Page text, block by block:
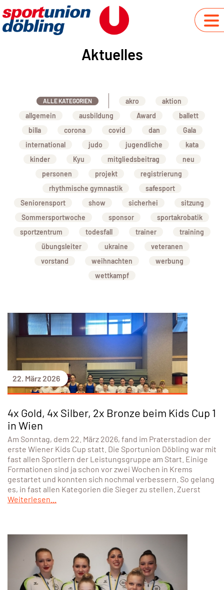
Aktuelles
ALLE KATEGORIEN akro
aktion
allgemein
ausbildung Award
ballett
billa
corona covid dan
Gala
international
judo jugendliche
kata
kinder
Kyu mitgliedsbeitrag
neu
personen
projekt
registrierung
rhythmische gymnastik
safesport
Seniorensport
show sicherhei
sitzung
Sommersportwoche
sponsor
sportakrobatik
sportzentrum
todesfall trainer
training
übungsleiter
ukraine
veteranen
vorstand
weihnachten
werbung
wettkampf
22. März 2026
4x Gold, 4x Silber, 2x Bronze beim Kids Cup 1
in Wien
Am Sonntag, dem 22. März 2026, fand im Praterstadion der
erste Wiener Kids Cup statt. Die Sportunion Döbling war mit
fast allen Sportlern der Leistungsgruppe am Start. Einige
Formationen sind ja schon vor zwei Wochen in Krems
gestartet und konnten sich nochmal verbessern. So gelang
es, in fast allen Kategorien die Sieger zu stellen. Zuerst
Weiterlesen...